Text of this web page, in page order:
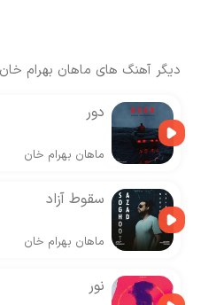
دیگر آهنگ های ماهان بهرام خان
دور
ماهان بهرام خان
سقوط آزاد
ماهان بهرام خان
نور